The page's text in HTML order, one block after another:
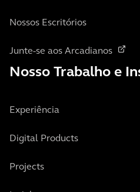
Nossos Escritórios
Junte-se aos Arcadianos
Nosso Trabalho e
Experiência
Digital Products
Projects